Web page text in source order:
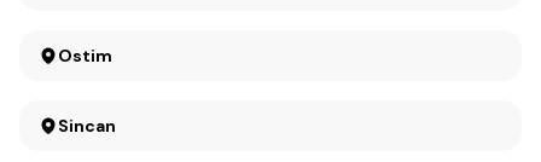
Ostim
Sincan